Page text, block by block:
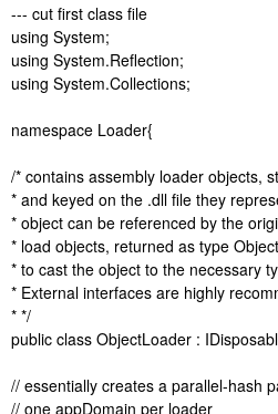
--- cut first class file
using System;
using System.Reflection;
using System.Collections;
namespace Loader{
/* contains assembly loader objects,
* and keyed on the .dll file they
* object can be referenced by the
* load objects, returned as type
* to cast the object to the necessary
* External interfaces are highly
* */
public class ObjectLoader :
// essentially creates a parallel-hash
// one appDomain per loader